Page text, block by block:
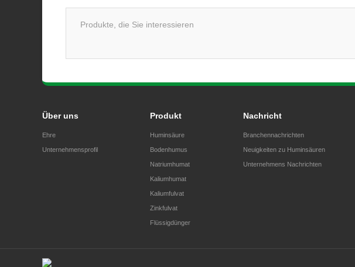
Über uns
Ehre
Unternehmensprofil
Produkt
Huminsäure
Bodenhumus
Natriumhumat
Kaliumhumat
Kaliumfulvat
Zinkfulvat
Flüssigdünger
Nachricht
Branchennachrichten
Neuigkeiten zu Huminsäuren
Unternehmens Nachrichten